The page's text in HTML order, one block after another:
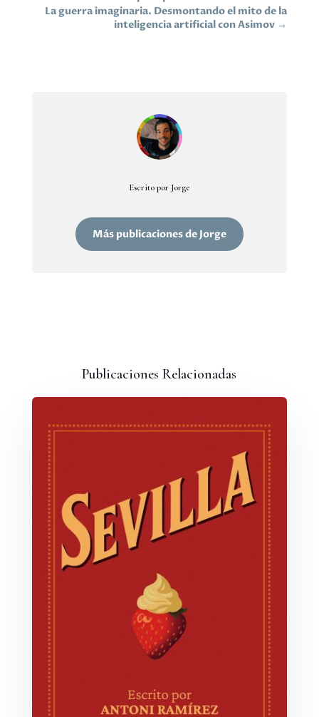
La guerra imaginaria. Desmontando el mito de la
inteligencia artificial con Asimov →
Escrito por Jorge
Más publicaciones de Jorge
Publicaciones Relacionadas